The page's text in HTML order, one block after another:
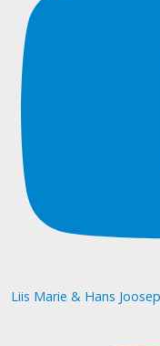
Liis Marie & Hans